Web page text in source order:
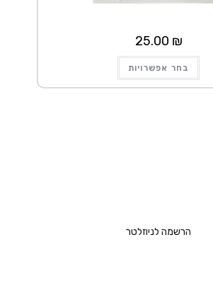
25.00 ₪
בחר אפשרויות
הרשמה לניוזלטר